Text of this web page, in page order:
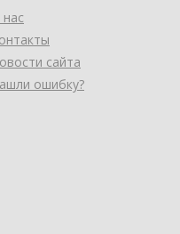
сайта
ошибку?